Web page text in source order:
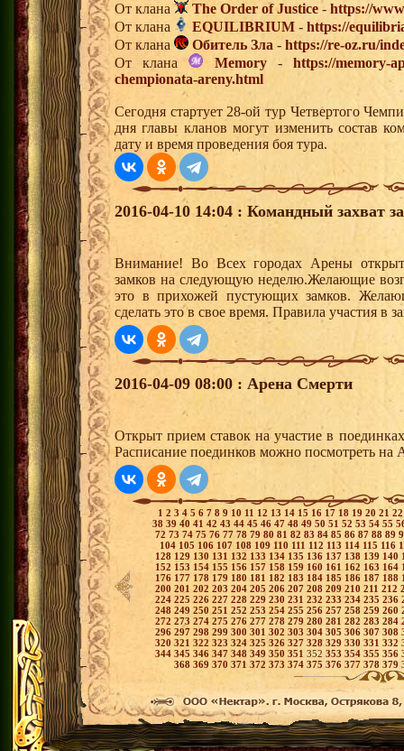
От клана
The Order of Justice - https://
От клана
EQUILIBRIUM - https://
От клана
Обитель Зла - https://re-oz.ru/
От клана
Memory-https://memory-
chempionata-areny.html
Сегодня стартует 28-ой тур Четвертого
дня главы кланов могут изменить состав
дату и время проведения боя тура.
2016-04-10 14:04 : Командный захват
Внимание! Во Всех городах Арены
замков на следующую неделю.Желающие
это в прихожей пустующих замков.
сделать это в свое время. Правила участия в
2016-04-09 08:00 : Арена Смерти
Открыт прием ставок на участие в
Расписание поединков можно посмотреть на
1 2 3 4 5 6 7 8 9 10 11 12 13 14 15 16 17 18 19 20 21
38 39 40 41 42 43 44 45 46 47 48 49 50 51 52 53 54 55
72 73 74 75 76 77 78 79 80 81 82 83 84 85 86 87 88 89
104 105 106 107 108 109 110 111 112 113 114 115 116
128 129 130 131 132 133 134 135 136 137 138 139 140
152 153 154 155 156 157 158 159 160 161 162 163 164
176 177 178 179 180 181 182 183 184 185 186 187 188
200 201 202 203 204 205 206 207 208 209 210 211 212
224 225 226 227 228 229 230 231 232 233234 235 236
248 249 250 251 252 253 254 255 256 257 258 259 260
272 273 274 275 276 277 278 279 280 281 282 283 284
296 297 298 299 300 301 302 303 304 305 306 307 308
320 321 322 323 324 325326 327 328 329 330 331 332
344 345 346 347 348 349 350 351 352 353 354 355 356
368 369 370 371 372 373 374 375 376 377 378 379